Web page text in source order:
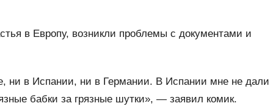
в Европу, возникли проблемы с документами и
ни в Испании, ни в Германии. В Испании мне не дали
бабки за грязные шутки», — заявил комик.